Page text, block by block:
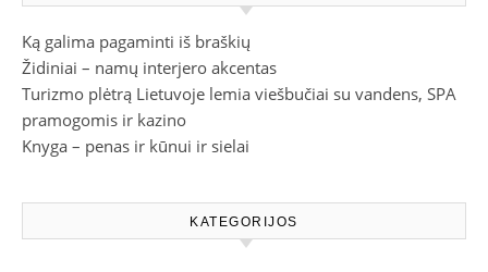
Ką galima pagaminti iš braškių
Židiniai – namų interjero akcentas
Turizmo plėtrą Lietuvoje lemia viešbučiai su vandens, SPA
pramogomis ir kazino
Knyga – penas ir kūnui ir sielai
KATEGORIJOS